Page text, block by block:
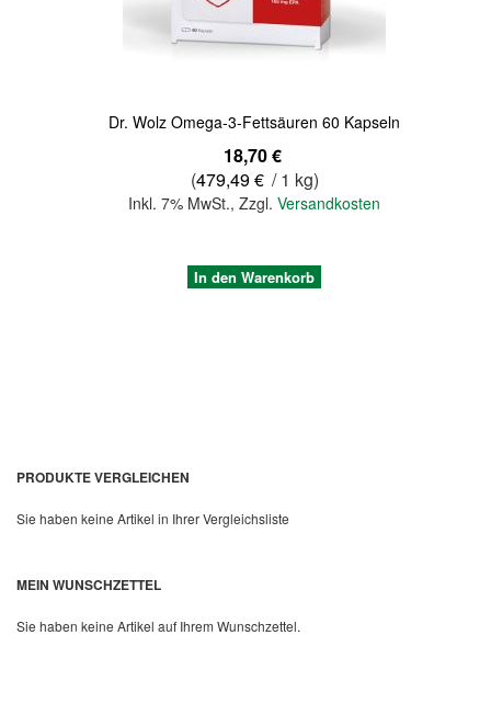
Dr. Wolz Omega-3-Fettsäuren 60 Kapseln
18,70 €
(479,49 € / 1 kg)
Inkl. 7% MwSt.,Zzgl.Versandkosten
Quickview
In den Warenkorb
PRODUKTE VERGLEICHEN
Sie haben keine Artikel in Ihrer Vergleichsliste
MEIN WUNSCHZETTEL
Sie haben keine Artikel auf Ihrem Wunschzettel.